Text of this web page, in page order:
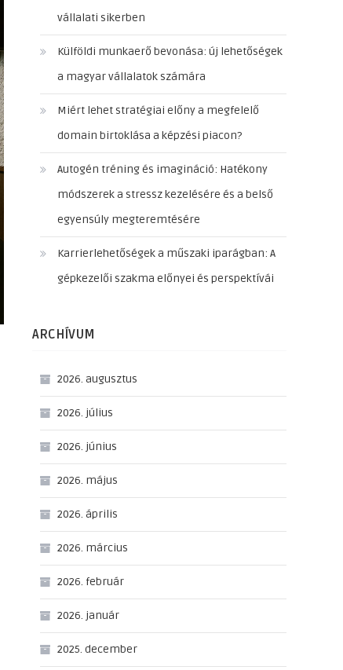
vállalati sikerben
Külföldi munkaerő bevonása: új lehetőségek
a magyar vállalatok számára
Miért lehet stratégiai előny a megfelelő
domain birtoklása a képzési piacon?
Autogén tréning és imagináció: Hatékony
módszerek a stressz kezelésére és a belső
egyensúly megteremtésére
Karrierlehetőségek a műszaki iparágban: A
gépkezelői szakma előnyei és perspektívái
ARCHÍVUM
2026. augusztus
2026. július
2026. június
2026. május
2026. április
2026. március
2026. február
2026. január
2025. december